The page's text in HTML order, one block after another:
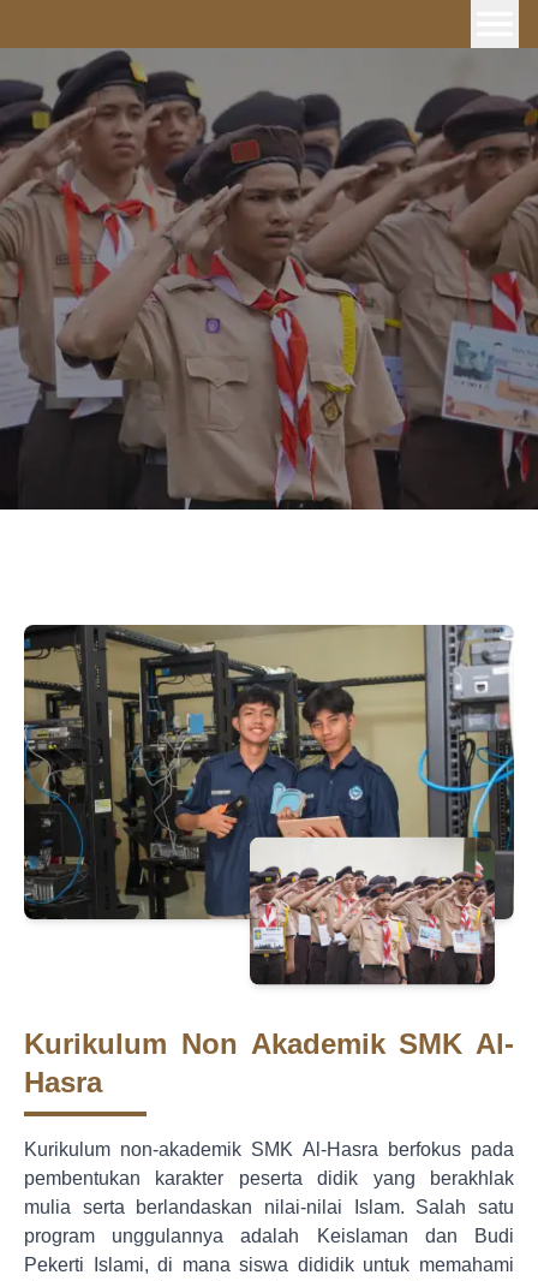
Kurikulum Non Akademik SMK Al-
Hasra
Kurikulum non-akademik SMK Al-Hasra berfokus pada
pembentukan karakter peserta didik yang berakhlak
mulia serta berlandaskan nilai-nilai Islam. Salah satu
program unggulannya adalah Keislaman dan Budi
Pekerti Islami, di mana siswa dididik untuk memahami